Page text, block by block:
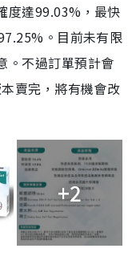
度達99.03%，最快
。目前未有限
。不過訂單預計會
賣完，將有機會改
+2